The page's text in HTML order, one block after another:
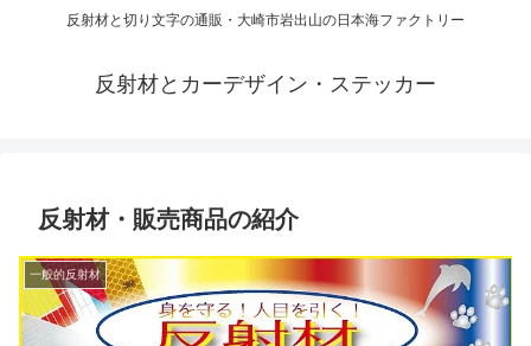
反射材と切り文字の通販・大崎市岩出山の日本海ファクトリー
反射材とカーデザイン・ステッカー
反射材・販売商品の紹介
一般的反射材